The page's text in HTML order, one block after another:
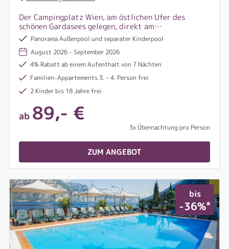
Der Campingplatz Wien, am östlichen Ufer des
schönen Gardasees gelegen, direkt am
eindrucksvollen Hafen, befindet sich nur 3 km vom
Zentrum des Örtchens Peschiera del Garda
entfernt.
Panorama Außenpool und separater Kinderpool
August 2026 - September 2026
4% Rabatt ab einem Aufenthalt von 7 Nächten
Familien-Appartements 3. - 4. Person frei
2 Kinder bis 18 Jahre frei
ab 89,- €
3x Übernachtung pro Person
ZUM ANGEBOT
bis
-36%*